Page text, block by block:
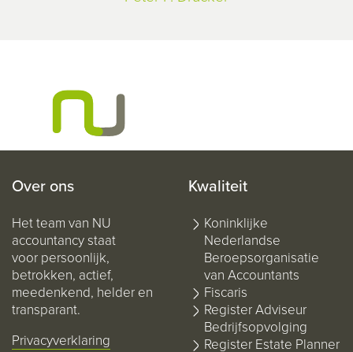
Over ons
Het team van NU
accountancy staat
voor persoonlijk,
betrokken, actief,
meedenkend, helder en
transparant.
Privacyverklaring
Kwaliteit
Koninklijke
Nederlandse
Beroepsorganisatie
van Accountants
Fiscaris
Register Adviseur
Bedrijfsopvolging
Register Estate Planner